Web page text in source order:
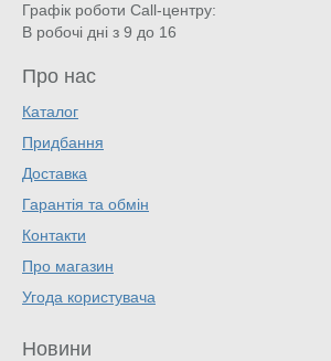
Графік роботи Call-центру:
В робочі дні з 9 до 16
Про нас
Каталог
Придбання
Доставка
Гарантія та обмін
Контакти
Про магазин
Угода користувача
Новини